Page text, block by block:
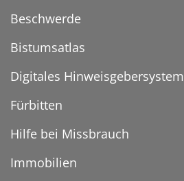
Beschwerde
Bistumsatlas
Digitales Hinweisgebersystem
Fürbitten
Hilfe bei Missbrauch
Immobilien